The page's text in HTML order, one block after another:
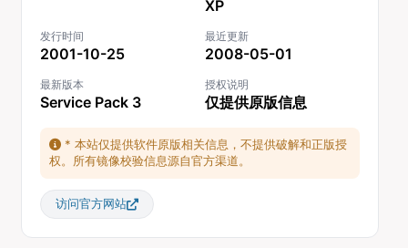
XP
发行时间
2001-10-25
最近更新
2008-05-01
最新版本
Service Pack 3
授权说明
仅提供原版信息
* 本站仅提供软件原版相关信息，不提供破解和正版授
权。所有镜像校验信息源自官方渠道。
访问官方网站